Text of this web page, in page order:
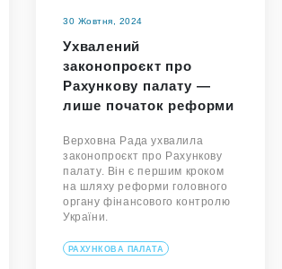
30 Жовтня, 2024
Ухвалений
законопроєкт про
Рахункову палату —
лише початок реформи
Верховна Рада ухвалила
законопроєкт про Рахункову
палату. Він є першим кроком
на шляху реформи головного
органу фінансового контролю
України.
РАХУНКОВА ПАЛАТА